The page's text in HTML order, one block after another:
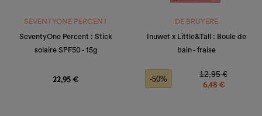
SEVENTYONE PERCENT
SeventyOne Percent : Stick
solaire SPF50 - 15g
22,95 €
DE BRUYERE
Inuwet x Little&Tall : Boule de
bain - fraise
Prix de base
12,95 €
-50%
Prix
6,48 €